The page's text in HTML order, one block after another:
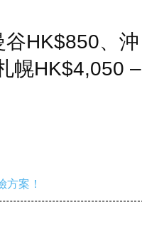
HK$850、沖
幌HK$4,050 –
方案！